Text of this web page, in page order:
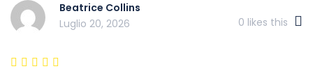
Beatrice Collins
Luglio 20, 2026
0 likes this